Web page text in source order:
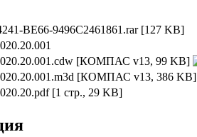
BE66-9496C2461861.rar [127 KB]
[КОМПАС v13, 99 KB]
[КОМПАС v13, 386 KB]
[1 стр., 29 KB]